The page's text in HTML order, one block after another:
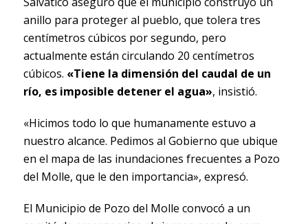
anillo para proteger al pueblo, que tolera tres
centímetros cúbicos por segundo, pero
actualmente están circulando 20 centímetros
cúbicos. «Tiene la dimensión del caudal de un
río, es imposible detener el agua», insistió.
«Hicimos todo lo que humanamente estuvo a
nuestro alcance. Pedimos al Gobierno que ubique
en el mapa de las inundaciones frecuentes a Pozo
del Molle, que le den importancia», expresó.
El Municipio de Pozo del Molle convocó a un